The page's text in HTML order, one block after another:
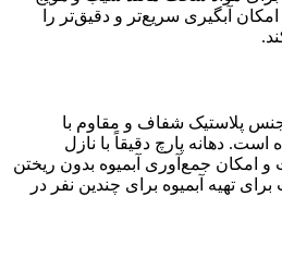
آبگیری سریع‌تر و دقیق‌تر را
پلاستیک شفاف و مقاوم با
شده است. دهانه پارچ دقیقاً با نازل
جمع‌آوری آبمیوه بدون ریختن
تهیه آبمیوه برای چندین نفر در